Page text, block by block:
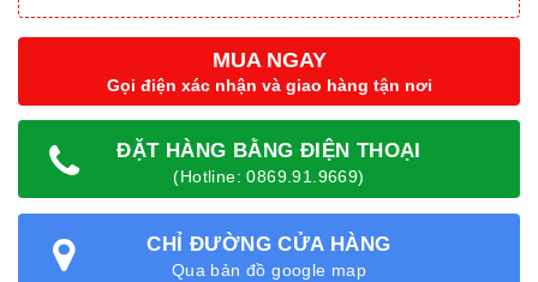
MUA NGAY
Gọi điện xác nhận và giao hàng tận nơi
ĐẶT HÀNG BẰNG ĐIỆN THOẠI
(Hotline: 0869.91.9669)
CHỈ ĐƯỜNG CỬA HÀNG
Qua bản đồ google map